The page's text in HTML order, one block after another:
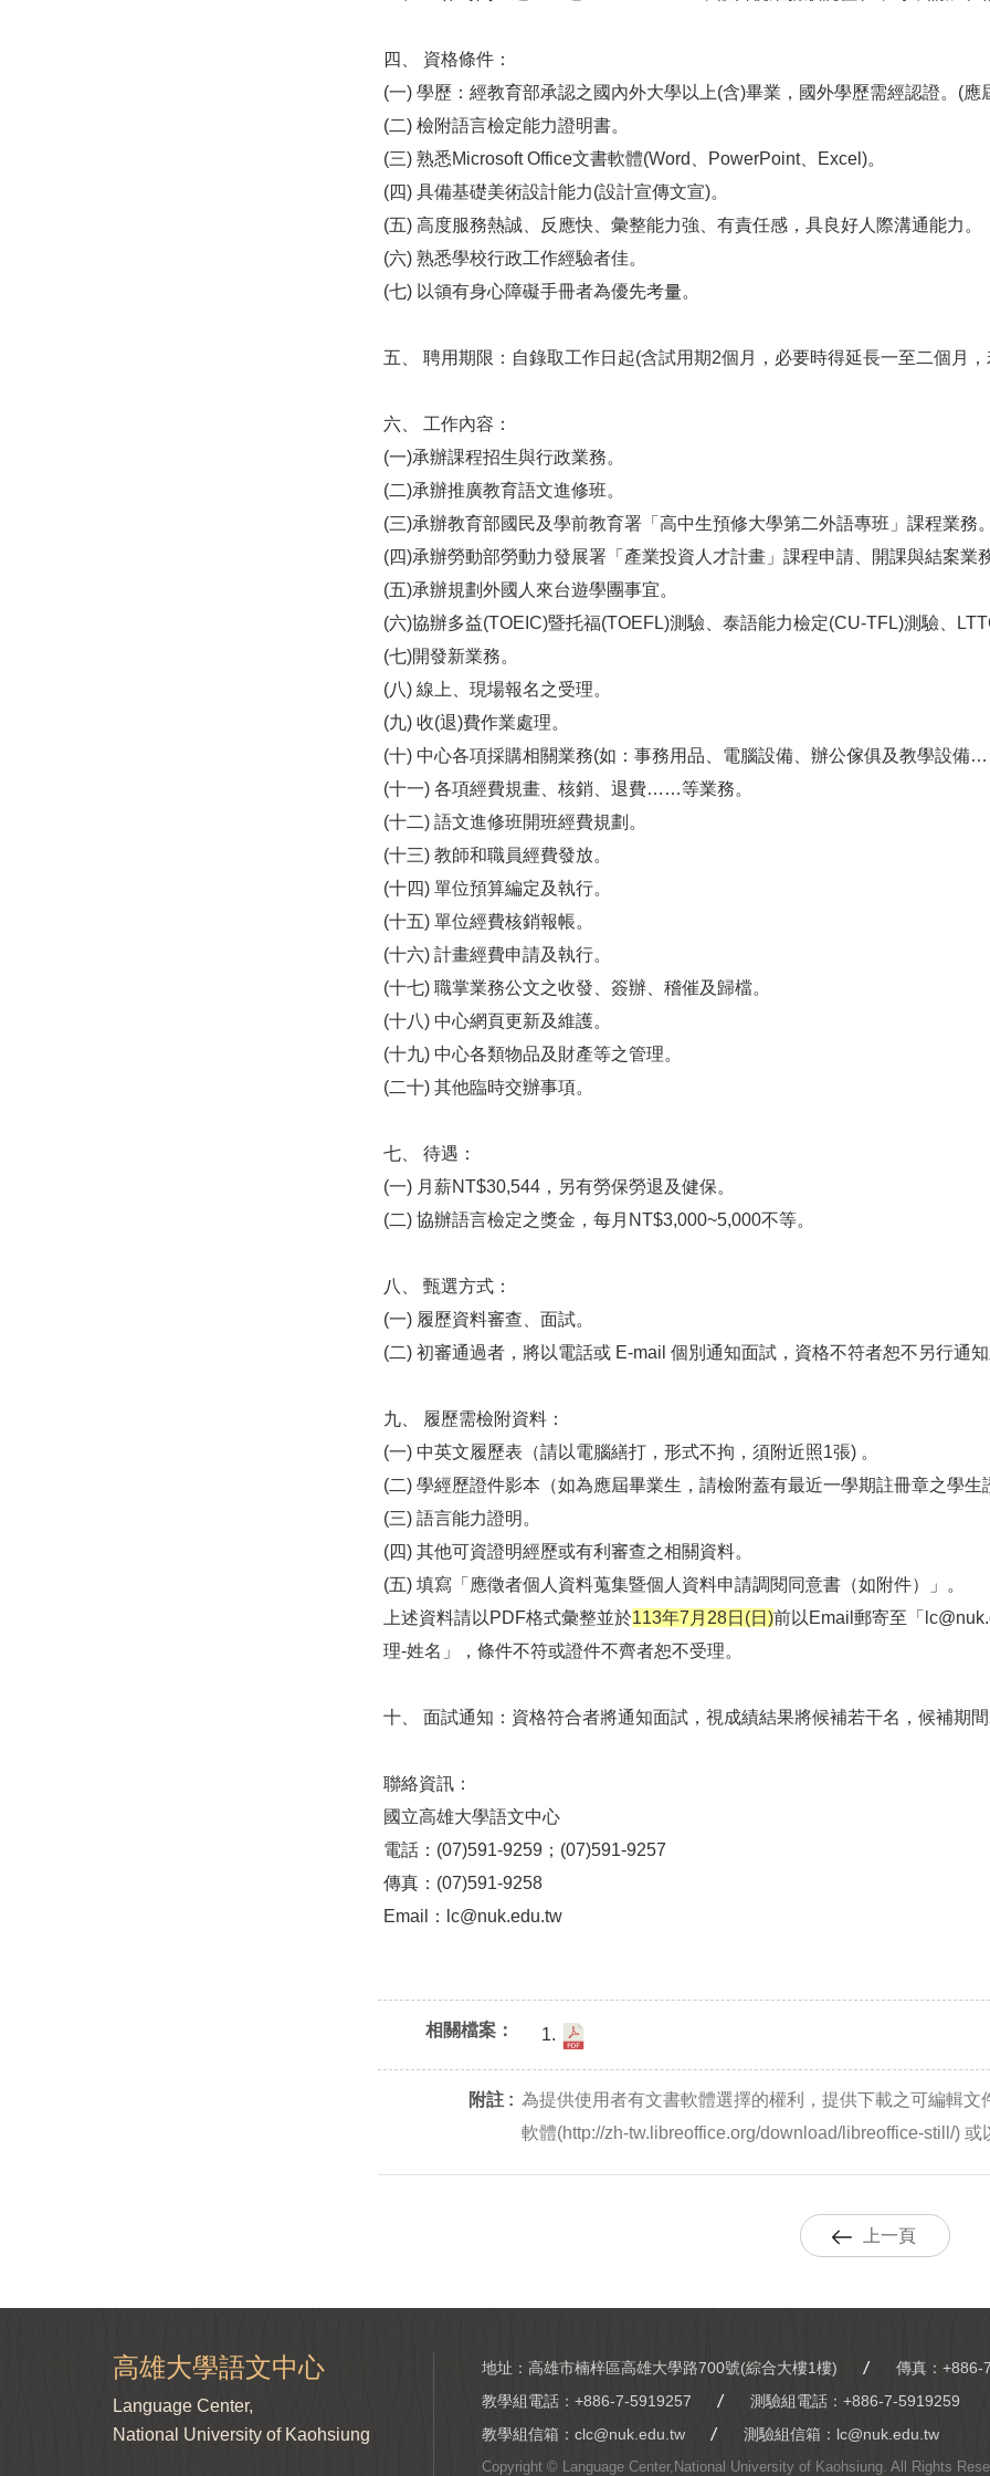
四、 資格條件：
(一) 學歷：經教育部承認之國內外大學以上(含)畢業，國外學歷需經認證。(應
(二) 檢附語言檢定能力證明書。
(三) 熟悉Microsoft Office文書軟體(Word、PowerPoint、Excel)。
(四) 具備基礎美術設計能力(設計宣傳文宣)。
(五) 高度服務熱誠、反應快、彙整能力強、有責任感，具良好人際溝通能力。
(六) 熟悉學校行政工作經驗者佳。
(七) 以領有身心障礙手冊者為優先考量。
五、 聘用期限：自錄取工作日起(含試用期2個月，必要時得延長一至二個月
六、 工作內容：
(一)承辦課程招生與行政業務。
(二)承辦推廣教育語文進修班。
(三)承辦教育部國民及學前教育署「高中生預修大學第二外語專班」課程業務。
(四)承辦勞動部勞動力發展署「產業投資人才計畫」課程申請、開課與結案業
(五)承辦規劃外國人來台遊學團事宜。
(六)協辦多益(TOEIC)暨托福(TOEFL)測驗、泰語能力檢定(CU-TFL)測驗、
(七)開發新業務。
(八) 線上、現場報名之受理。
(九) 收(退)費作業處理。
(十) 中心各項採購相關業務(如：事務用品、電腦設備、辦公傢俱及教學設備
(十一) 各項經費規畫、核銷、退費……等業務。
(十二) 語文進修班開班經費規劃。
(十三) 教師和職員經費發放。
(十四) 單位預算編定及執行。
(十五) 單位經費核銷報帳。
(十六) 計畫經費申請及執行。
(十七) 職掌業務公文之收發、簽辦、稽催及歸檔。
(十八) 中心網頁更新及維護。
(十九) 中心各類物品及財產等之管理。
(二十) 其他臨時交辦事項。
七、 待遇：
(一) 月薪NT$30,544，另有勞保勞退及健保。
(二) 協辦語言檢定之獎金，每月NT$3,000~5,000不等。
八、 甄選方式：
(一) 履歷資料審查、面試。
(二) 初審通過者，將以電話或 E-mail 個別通知面試，資格不符者恕不另行通知
九、 履歷需檢附資料：
(一) 中英文履歷表（請以電腦繕打，形式不拘，須附近照1張) 。
(二) 學經歷證件影本（如為應屆畢業生，請檢附蓋有最近一學期註冊章之學生
(三) 語言能力證明。
(四) 其他可資證明經歷或有利審查之相關資料。
(五) 填寫「應徵者個人資料蒐集暨個人資料申請調閱同意書（如附件）」。
上述資料請以PDF格式彙整並於113年7月28日(日)前以Email郵寄至「
理-姓名」，條件不符或證件不齊者恕不受理。
十、 面試通知：資格符合者將通知面試，視成績結果將候補若干名，候補期
聯絡資訊：
國立高雄大學語文中心
電話：(07)591-9259；(07)591-9257
傳真：(07)591-9258
Email：lc@nuk.edu.tw
相關檔案：
附註 : 為提供使用者有文書軟體選擇的權利，提供下載之可編輯
軟體(http://zh-tw.libreoffice.org/download/libreoffice-still/) 或
上一頁
高雄大學語文中心
Language Center,
National University of Kaohsiung
地址：高雄市楠梓區高雄大學路700號(綜合大樓1樓)
傳真：+886-
教學組電話： +886-7-5919257 測驗組電話： +886-7-5919259
教學組信箱： clc@nuk.edu.tw 測驗組信箱： lc@nuk.edu.tw
Copyright © Language Center,National University of Kaohsiung. All Rights